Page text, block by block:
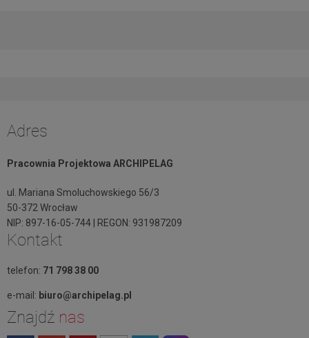
Adres
Pracownia Projektowa ARCHIPELAG
ul. Mariana Smoluchowskiego 56/3
50-372 Wrocław
NIP: 897-16-05-744 | REGON: 931987209
Kontakt
telefon: 71 798 38 00
e-mail: biuro@archipelag.pl
Znajdź nas